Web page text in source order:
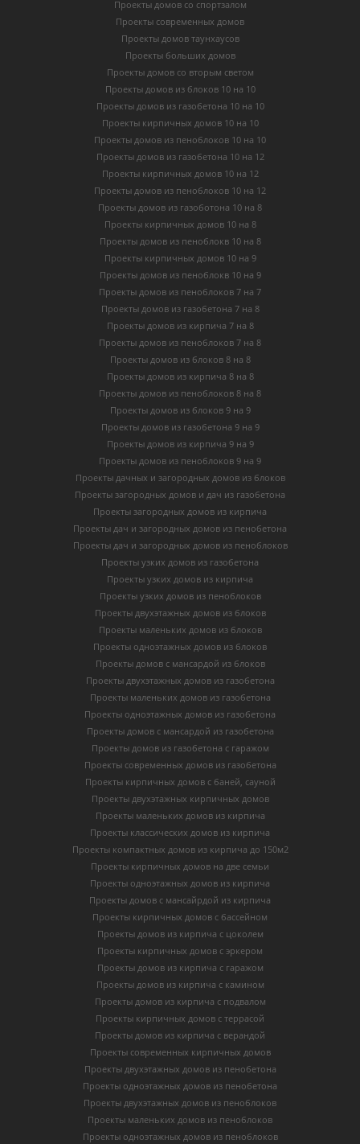
Проекты домов со спортзалом
Проекты современных домов
Проекты домов таунхаусов
Проекты больших домов
Проекты домов со вторым светом
Проекты домов из блоков 10 на 10
Проекты домов из газобетона 10 на 10
Проекты кирпичных домов 10 на 10
Проекты домов из пеноблоков 10 на 10
Проекты домов из газобетона 10 на 12
Проекты кирпичных домов 10 на 12
Проекты домов из пеноблоков 10 на 12
Проекты домов из газоботона 10 на 8
Проекты кирпичных домов 10 на 8
Проекты домов из пеноблокв 10 на 8
Проекты кирпичных домов 10 на 9
Проекты домов из пеноблокв 10 на 9
Проекты домов из пеноблоков 7 на 7
Проекты домов из газобетона 7 на 8
Проекты домов из кирпича 7 на 8
Проекты домов из пеноблоков 7 на 8
Проекты домов из блоков 8 на 8
Проекты домов из кирпича 8 на 8
Проекты домов из пеноблоков 8 на 8
Проекты домов из блоков 9 на 9
Проекты домов из газобетона 9 на 9
Проекты домов из кирпича 9 на 9
Проекты домов из пеноблоков 9 на 9
Проекты дачных и загородных домов из блоков
Проекты загородных домов и дач из газобетона
Проекты загородных домов из кирпича
Проекты дач и загородных домов из пенобетона
Проекты дач и загородных домов из пеноблоков
Проекты узких домов из газобетона
Проекты узких домов из кирпича
Проекты узких домов из пеноблоков
Проекты двухэтажных домов из блоков
Проекты маленьких домов из блоков
Проекты одноэтажных домов из блоков
Проекты домов с мансардой из блоков
Проекты двухэтажных домов из газобетона
Проекты маленьких домов из газобетона
Проекты одноэтажных домов из газобетона
Проекты домов с мансардой из газобетона
Проекты домов из газобетона с гаражом
Проекты современных домов из газобетона
Проекты кирпичных домов с баней, сауной
Проекты двухэтажных кирпичных домов
Проекты маленьких домов из кирпича
Проекты классических домов из кирпича
Проекты компактных домов из кирпича до 150м2
Проекты кирпичных домов на две семьи
Проекты одноэтажных домов из кирпича
Проекты домов с мансайрдой из кирпича
Проекты кирпичных домов с бассейном
Проекты домов из кирпича с цоколем
Проекты кирпичных домов с эркером
Проекты домов из кирпича с гаражом
Проекты домов из кирпича с камином
Проекты домов из кирпича с подвалом
Проекты кирпичных домов с террасой
Проекты домов из кирпича с верандой
Проекты современных кирпичных домов
Проекты двухэтажных домов из пенобетона
Проекты одноэтажных домов из пенобетона
Проекты двухэтажных домов из пеноблоков
Проекты маленьких домов из пеноблоков
Проекты одноэтажных домов из пеноблоков